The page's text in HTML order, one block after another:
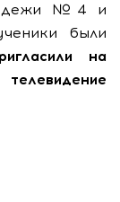
№4 и
были
на